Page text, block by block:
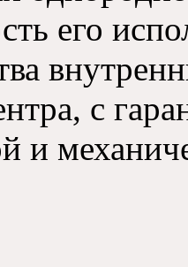
его
с
и